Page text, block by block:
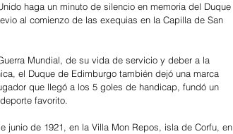
haga un minuto de silencio en memoria del Duque
al comienzo de las exequias en la Capilla de San
Mundial, de su vida de servicio y deber a la
el Duque de Edimburgo también dejó una marca
que llegó a los 5 goles de handicap, fundó un
favorito.
junio de 1921, en la Villa Mon Repos, isla de Corfu, en